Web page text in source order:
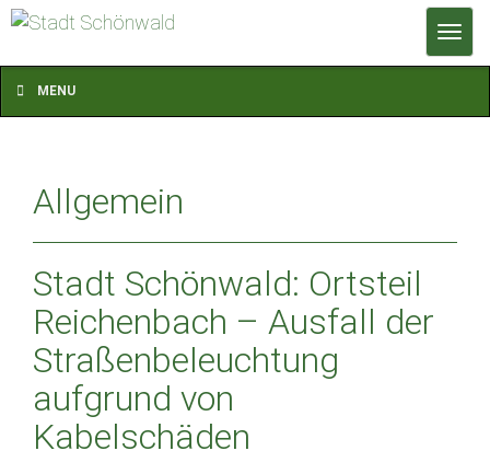
T
o
g
MENU
Allgemein
Stadt Schönwald: Ortsteil
Reichenbach – Ausfall der
Straßenbeleuchtung
aufgrund von
Kabelschäden